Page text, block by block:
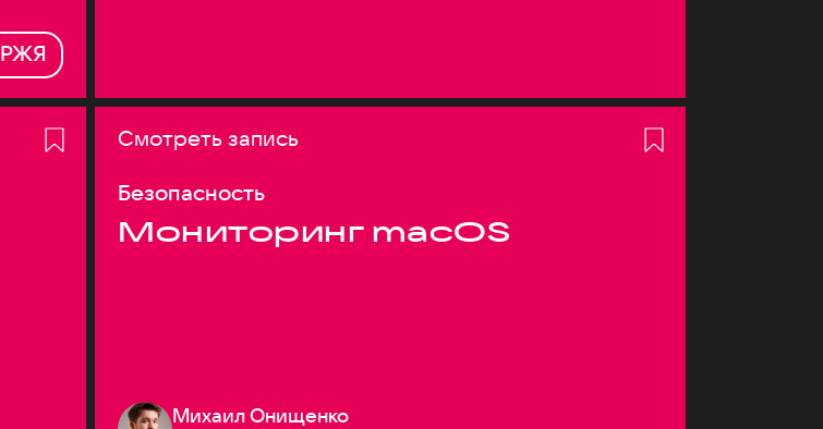
РЖЯ
Смотреть запись
Безопасность
Мониторинг macOS
Михаил Онищенко